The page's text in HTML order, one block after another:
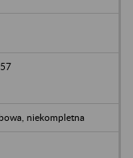
niekompletna